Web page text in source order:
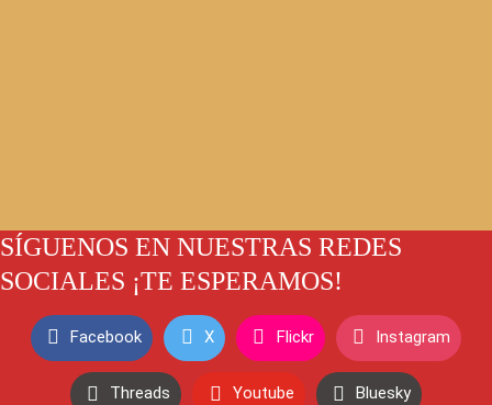
SÍGUENOS EN NUESTRAS REDES
SOCIALES ¡TE ESPERAMOS!
Facebook X Flickr Instagram
Threads Youtube Bluesky